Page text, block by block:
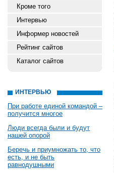
Кроме того
Интервью
Информер новостей
Рейтинг сайтов
Каталог сайтов
ИНТЕРВЬЮ
При работе единой командой –
получится многое
Люди всегда были и будут
нашей опорой
Беречь и приумножать то, что
есть, и не быть
равнодушными